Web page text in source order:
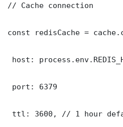
// Cache connection
const redisCache =
host:
port: 6379
ttl: 3600, // 1 hour